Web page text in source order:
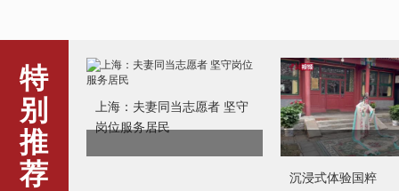
特
别
推
荐
上海：夫妻同当志愿者 坚守
岗位服务居民
沉浸式体验国粹